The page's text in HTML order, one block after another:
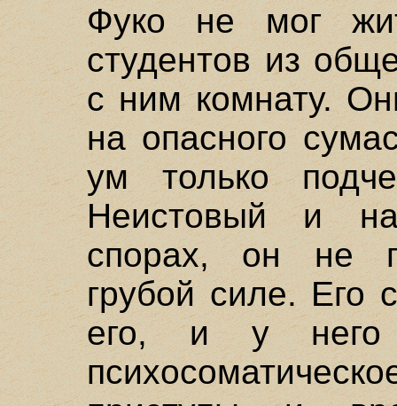
Фуко не мог
студентов из
с ним комнату.
на опасного
ум только
Неистовый и
спорах, он не
грубой силе. Его
его, и у него